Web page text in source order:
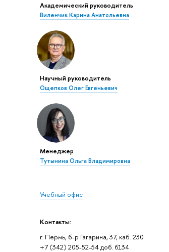
Академический руководитель
Виленчик Карина Анатольевна
Научный руководитель
Ощепков Олег Евгеньевич
Менеджер
Тутынина Ольга Владимировна
Учебный офис
Контакты:
г. Пермь, б-р Гагарина, 37, каб. 230
+7 (342) 205-52-54 доб. 6134